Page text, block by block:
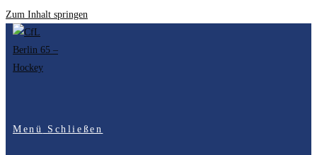
Zum Inhalt springen
Menü Schließen